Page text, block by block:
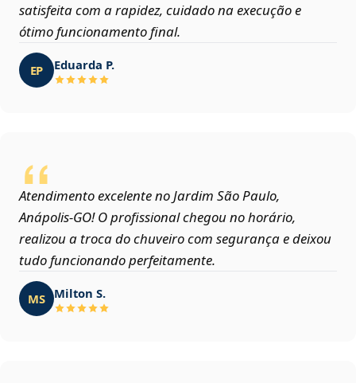
satisfeita com a rapidez, cuidado na execução e
ótimo funcionamento final.
EP Eduarda P.
Atendimento excelente no Jardim São Paulo,
Anápolis‑GO! O profissional chegou no horário,
realizou a troca do chuveiro com segurança e deixou
tudo funcionando perfeitamente.
MS Milton S.